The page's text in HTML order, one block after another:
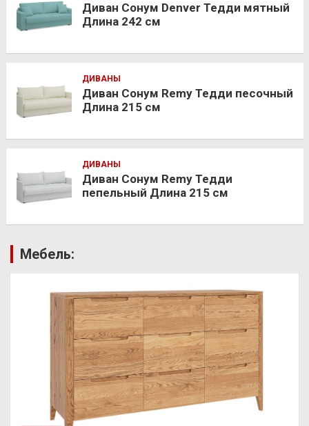
Диван Сонум Denver Тедди мятный
Длина 242 см
ДИВАНЫ
Диван Сонум Remy Тедди песочный
Длина 215 см
ДИВАНЫ
Диван Сонум Remy Тедди
пепельный Длина 215 см
Мебель: